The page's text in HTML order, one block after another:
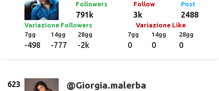
Followers
791k
Follow
3k
Post
2488
Variazione Followers
7gg
-498
14gg
-777
28gg
-2k
Variazione Like
7gg
0
14gg
0
28gg
0
623 @Giorgia.malerba